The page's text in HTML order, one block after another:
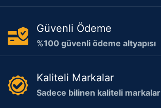
Güvenli Ödeme
%100 güvenli ödeme altyapısı
Kaliteli Markalar
Sadece bilinen kaliteli markalar